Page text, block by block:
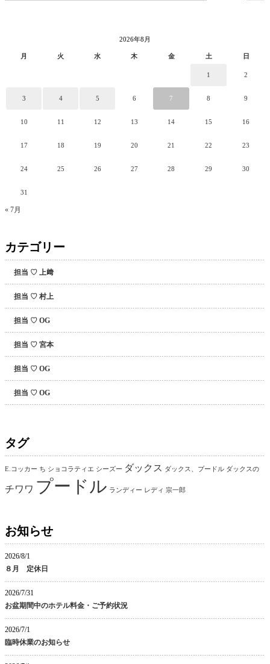
2026年8月
月 火 水 木 金 土 日
1 2
3 4 5 6 7 8 9
10 11 12 13 14 15 16
17 18 19 20 21 22 23
24 25 26 27 28 29 30
31
« 7月
カテゴリー
担当 ♡ 上﨑
担当 ♡ 村上
担当 ♡ OG
担当 ♡ 宮本
担当 ♡ OG
担当 ♡ OG
タグ
E.コッカー ち ショコラティエ シーズー ダックス ダックス、プードル ダックスの
チワワ プードル ランディー レディ 宗一郎
お知らせ
2026/8/1
８月 定休日
2026/7/31
お盆期間中のホテル料金・ご予約状況
2026/7/1
臨時休業のお知らせ